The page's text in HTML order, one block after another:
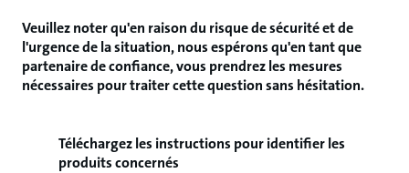
Veuillez noter qu'en raison du risque de sécurité et de
l'urgence de la situation, nous espérons qu'en tant que
partenaire de confiance, vous prendrez les mesures
nécessaires pour traiter cette question sans hésitation.
Téléchargez les instructions pour identifier les
produits concernés